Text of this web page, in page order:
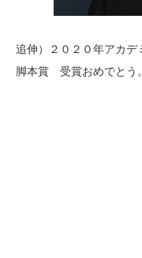
追伸）２０２０年アカデ
脚本賞 受賞おめでとう